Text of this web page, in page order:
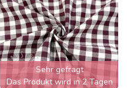
Sehr gefragt
Das Produkt wird in 2 Tagen